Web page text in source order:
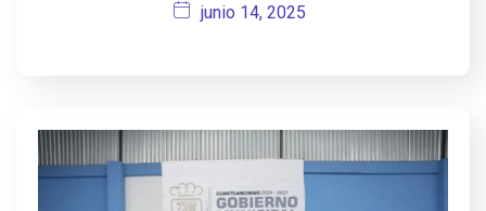
junio 14, 2025